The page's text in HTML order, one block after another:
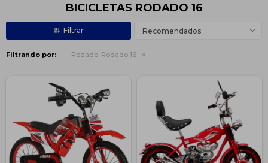
BICICLETAS RODADO 16
Recomendados
Filtrando por: Rodado: Rodado 16